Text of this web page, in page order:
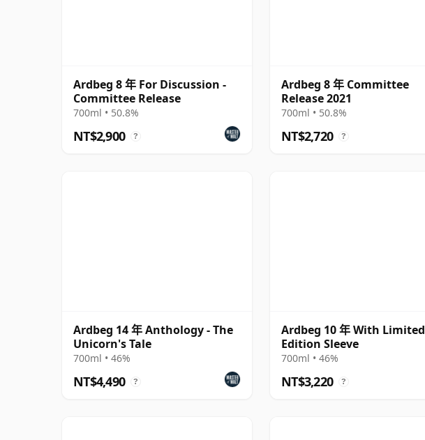
Ardbeg 8 年 For Discussion -
Committee Release
700ml • 50.8%
NT$2,900 ?
Ardbeg 8 年 Committee
Release 2021
700ml • 50.8%
NT$2,720 ?
Ardbeg 14 年 Anthology - The
Unicorn's Tale
700ml • 46%
NT$4,490 ?
Ardbeg 10 年 With Limited
Edition Sleeve
700ml • 46%
NT$3,220 ?